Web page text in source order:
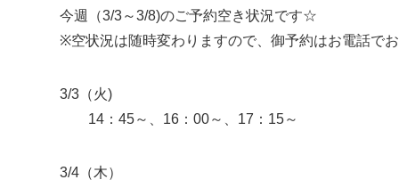
今週（3/3～3/8)のご予約空き状況です☆
※空状況は随時変わりますので、御予約はお電話で
3/3（火)
14：45～、16：00～、17：15～
3/4（木）